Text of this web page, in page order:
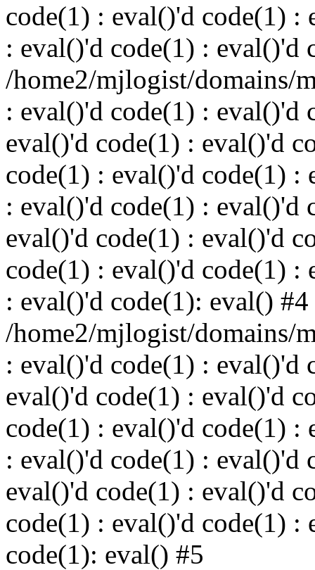
code(1) : eval()'d code(1) :
: eval()'d code(1) : eval()'d
/home2/mjlogist/domains/
: eval()'d code(1) : eval()'d
eval()'d code(1) : eval()'d
code(1) : eval()'d code(1) :
: eval()'d code(1) : eval()'d
eval()'d code(1) : eval()'d
code(1) : eval()'d code(1) :
: eval()'d code(1): eval() #4
/home2/mjlogist/domains/
: eval()'d code(1) : eval()'d
eval()'d code(1) : eval()'d
code(1) : eval()'d code(1) :
: eval()'d code(1) : eval()'d
eval()'d code(1) : eval()'d
code(1) : eval()'d code(1) :
code(1): eval() #5